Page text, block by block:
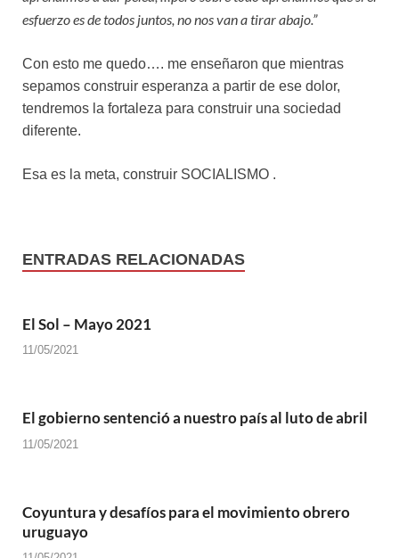
esfuerzo es de todos juntos, no nos van a tirar abajo.”
Con esto me quedo…. me enseñaron que mientras
sepamos construir esperanza a partir de ese dolor,
tendremos la fortaleza para construir una sociedad
diferente.
Esa es la meta, construir SOCIALISMO .
ENTRADAS RELACIONADAS
El Sol – Mayo 2021
11/05/2021
El gobierno sentenció a nuestro país al luto de abril
11/05/2021
Coyuntura y desafíos para el movimiento obrero
uruguayo